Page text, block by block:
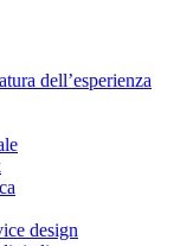
dell’esperienza
design